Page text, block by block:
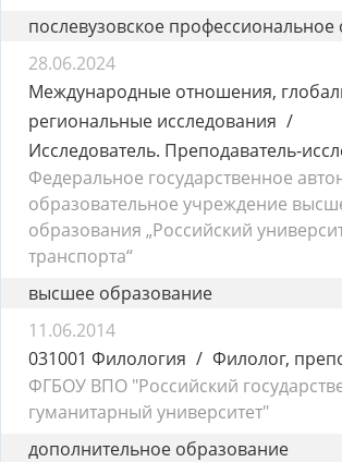
послевузовское
28.06.2024
Международные отношения,
региональные исследования
Исследователь. Преподаватель-
Федеральное государственное
образовательное учреждение
образования „Российский
транспорта“
высшее образование
11.06.2014
031001 Филология
Филолог,
ФГБОУ ВПО "Российский
гуманитарный университет"
дополнительное образование